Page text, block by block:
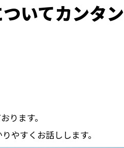
いてカンタン
ります。
やすくお話しします。